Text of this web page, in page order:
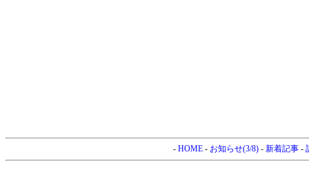
- HOME- お知らせ(3/8)- 新着記事-